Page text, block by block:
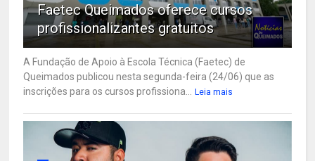
Faetec Queimados oferece cursos
profissionalizantes gratuitos
A Fundação de Apoio à Escola Técnica (Faetec) de
Queimados publicou nesta segunda-feira (24/06) que as
inscrições para os cursos profissiona...
Leia mais